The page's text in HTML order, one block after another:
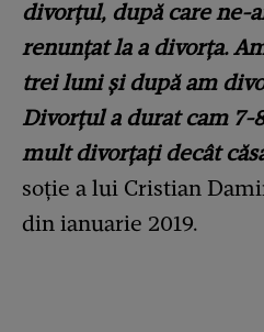
divorţul, după care ne-
renunţat la a divorţa.
trei luni şi după am
Divorţul a durat cam 7-
mult divorţaţi decât
soţie a lui Cristian
din ianuarie 2019.